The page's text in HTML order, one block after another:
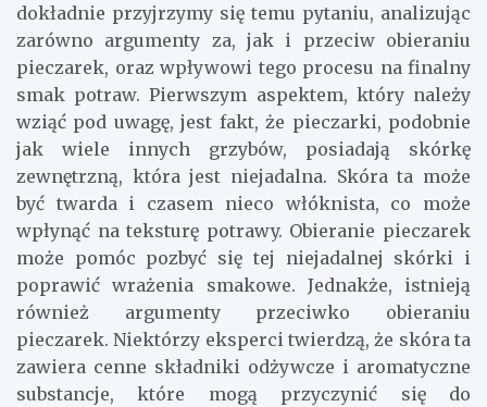
dokładnie przyjrzymy się temu pytaniu, analizując
zarówno argumenty za, jak i przeciw obieraniu
pieczarek, oraz wpływowi tego procesu na finalny
smak potraw. Pierwszym aspektem, który należy
wziąć pod uwagę, jest fakt, że pieczarki, podobnie
jak wiele innych grzybów, posiadają skórkę
zewnętrzną, która jest niejadalna. Skóra ta może
być twarda i czasem nieco włóknista, co może
wpłynąć na teksturę potrawy. Obieranie pieczarek
może pomóc pozbyć się tej niejadalnej skórki i
poprawić wrażenia smakowe. Jednakże, istnieją
również argumenty przeciwko obieraniu
pieczarek. Niektórzy eksperci twierdzą, że skóra ta
zawiera cenne składniki odżywcze i aromatyczne
substancje, które mogą przyczynić się do